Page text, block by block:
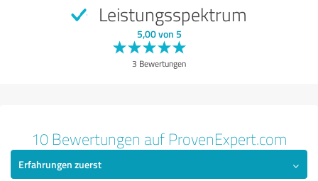
Leistungsspektrum
5,00 von 5
3 Bewertungen
10 Bewertungen auf ProvenExpert.com
Erfahrungen zuerst